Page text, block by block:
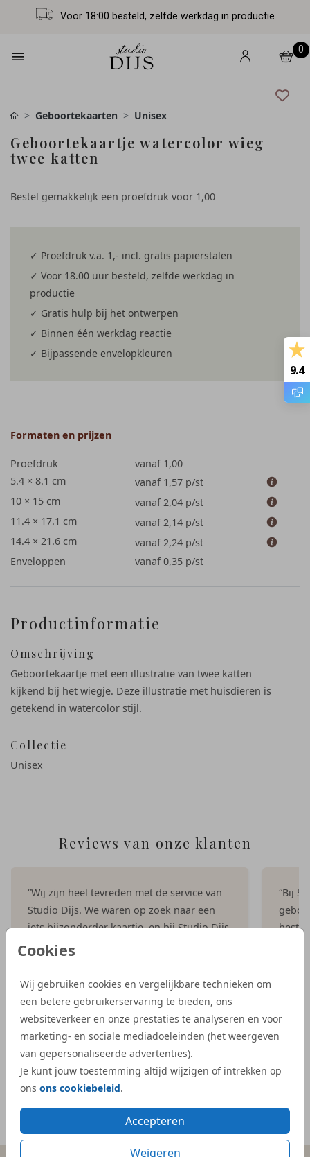
Voor 18:00 besteld, zelfde werkdag in productie
0
Cookies
Wij gebruiken cookies en vergelijkbare technieken om
een betere gebruikerservaring te bieden, ons
websiteverkeer en onze prestaties te analyseren en voor
marketing- en sociale mediadoeleinden (het weergeven
van gepersonaliseerde advertenties).
Je kunt jouw toestemming altijd wijzigen of intrekken op
ons ons cookiebeleid.
Accepteren
Weigeren
Geboortekaarten Unisex
Geboortekaartje watercolor wieg
twee katten
Bestel gemakkelijk een proefdruk voor 1,00
✓ Proefdruk v.a. 1,- incl. gratis papierstalen
✓ Voor 18.00 uur besteld, zelfde werkdag in
productie
✓ Gratis hulp bij het ontwerpen
✓ Binnen één werkdag reactie
✓ Bijpassende envelopkleuren
Formaten en prijzen
Proefdruk
vanaf 1,00
5.4 × 8.1 cm
vanaf 1,57 p/st
10 × 15 cm
vanaf 2,04 p/st
11.4 × 17.1 cm
vanaf 2,14 p/st
14.4 × 21.6 cm
vanaf 2,24 p/st
Enveloppen
vanaf 0,35 p/st
Productinformatie
Omschrijving
Geboortekaartje met een illustratie van twee katten
kijkend bij het wiegje. Deze illustratie met huisdieren is
getekend in watercolor stijl.
Collectie
Unisex
9.4
Reviews van onze klanten
“Wij zijn heel tevreden met de service van
Studio Dijs. We waren op zoek naar een
iets bijzonderder kaartje, en bij Studio Dijs
vonden we precies wat we zochten. Zowel
geboortekaartjes waren snel geleverd.”
- Kelly
“Bij
veel
Meer reviews